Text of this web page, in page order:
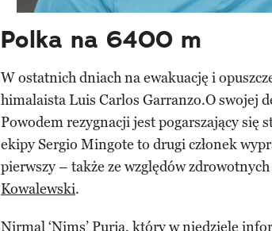
Polka na 6400 m
W ostatnich dniach na ewakuację i
himalaista Luis Carlos Garranzo.O swojej
Powodem rezygnacji jest pogarszający się
ekipy Sergio Mingote to drugi członek
pierwszy – także ze względów
Kowalewski.
Nirmal ‘Nims’ Purja, który w niedzielę